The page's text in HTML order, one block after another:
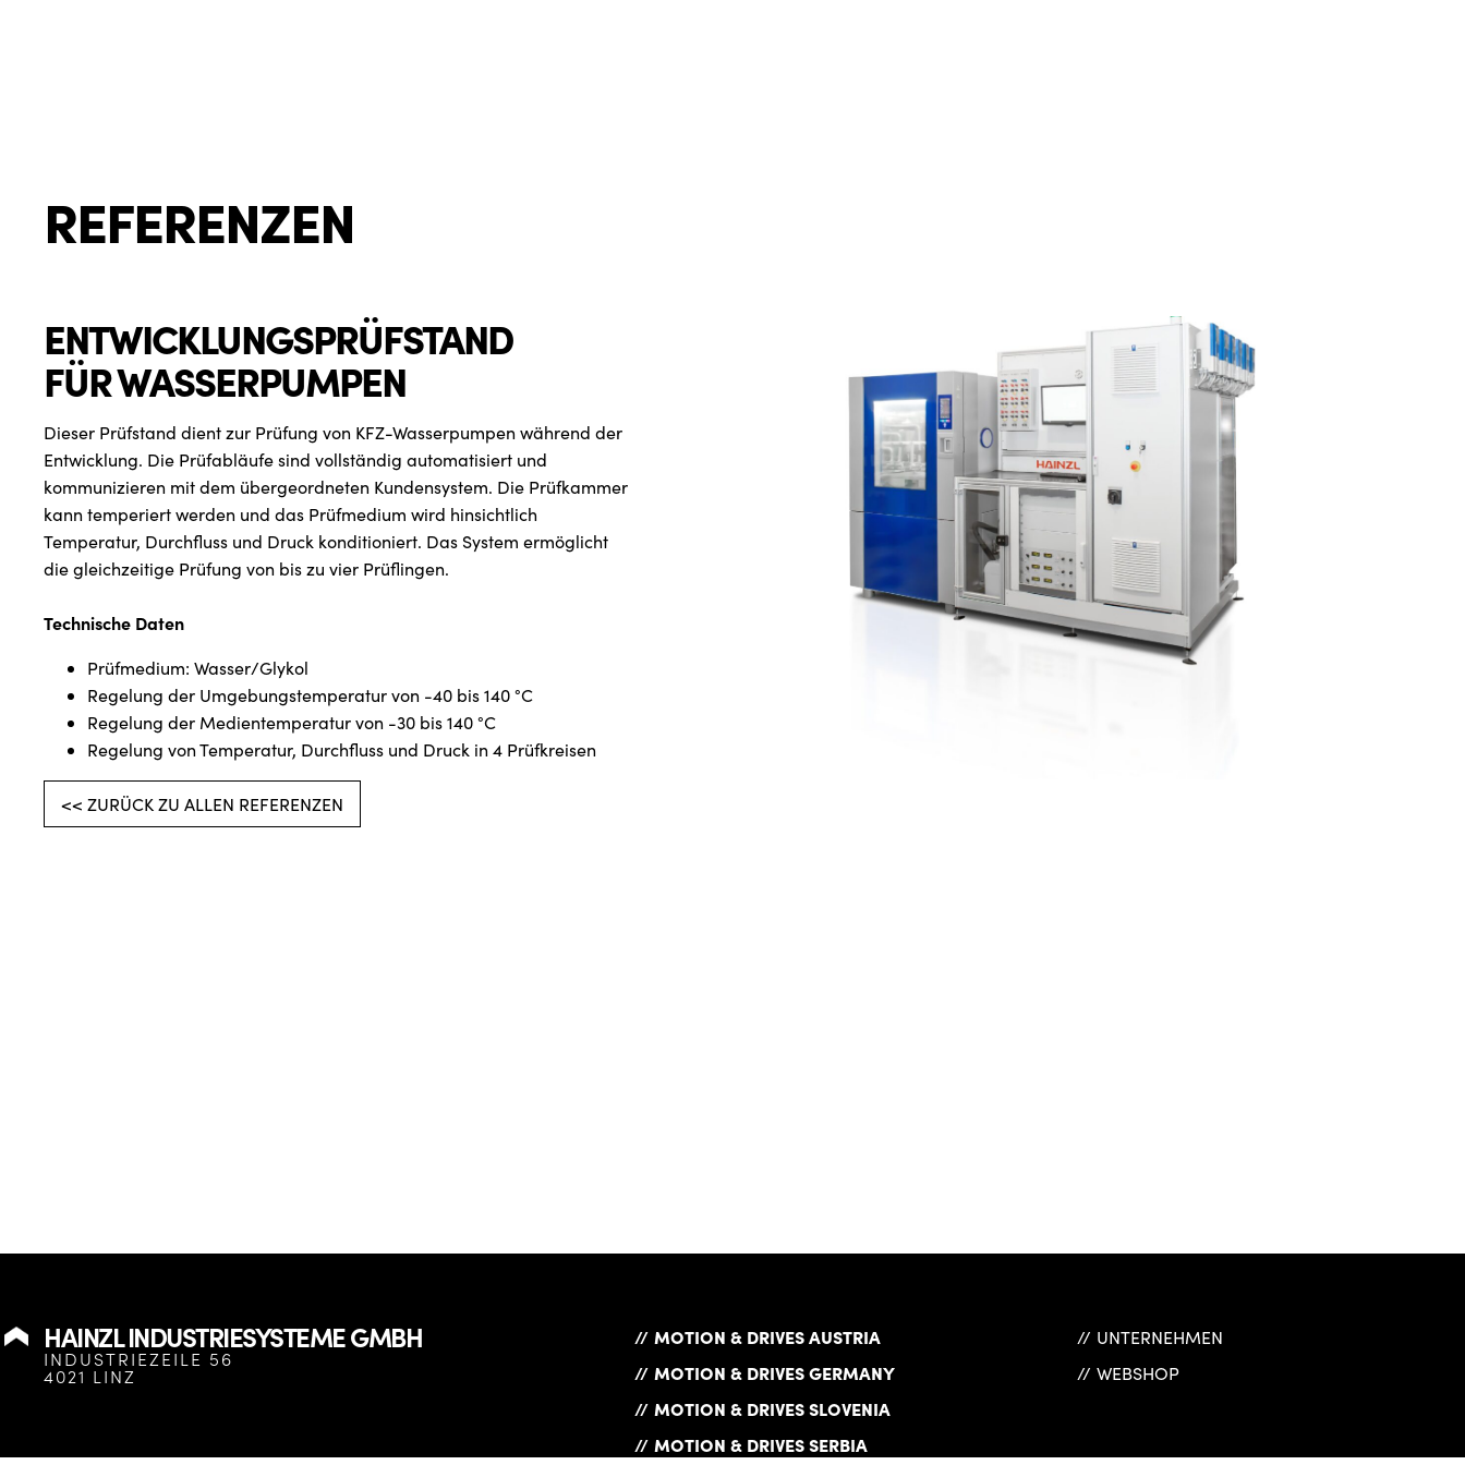
REFERENZEN
ENTWICKLUNGSPRÜFSTAND
FÜR WASSERPUMPEN
Dieser Prüfstand dient zur Prüfung von KFZ-Wasserpumpen während der
Entwicklung. Die Prüfabläufe sind vollständig automatisiert und
kommunizieren mit dem übergeordneten Kundensystem. Die Prüfkammer
kann temperiert werden und das Prüfmedium wird hinsichtlich
Temperatur, Durchfluss und Druck konditioniert. Das System ermöglicht
die gleichzeitige Prüfung von bis zu vier Prüflingen.
Technische Daten
Prüfmedium: Wasser/Glykol
Regelung der Umgebungstemperatur von -40 bis 140 °C
Regelung der Medientemperatur von -30 bis 140 °C
Regelung von Temperatur, Durchfluss und Druck in 4 Prüfkreisen
<< ZURÜCK ZU ALLEN REFERENZEN
HAINZL INDUSTRIESYSTEME GMBH
INDUSTRIEZEILE 56
4021 LINZ
MOTION & DRIVES AUSTRIA
MOTION & DRIVES GERMANY
MOTION & DRIVES SLOVENIA
MOTION & DRIVES SERBIA
UNTERNEHMEN
WEBSHOP